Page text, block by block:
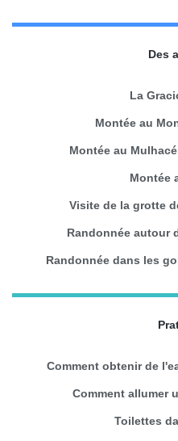
Des
La
Montée au
Montée au
Montée
Visite de la grotte
Randonnée autour
Randonnée dans les
Comment obtenir de
Comment allumer
Toilettes